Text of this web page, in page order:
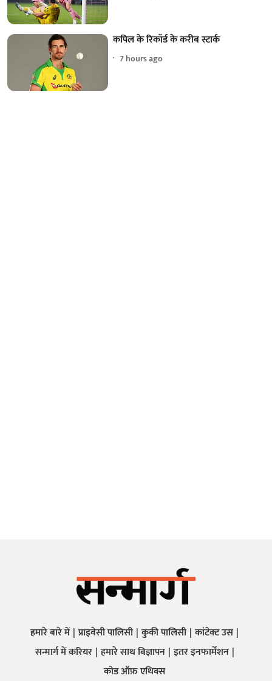
कपिल के रिकॉर्ड के करीब स्टार्क
7 hours ago
हमारे बारे में प्राइवेसी पालिसी कुकी पालिसी कांटेक्ट उस
सन्मार्ग में करियर हमारे साथ बिज्ञापन इतर इनफार्मेशन
कोड ऑफ़ एथिक्स